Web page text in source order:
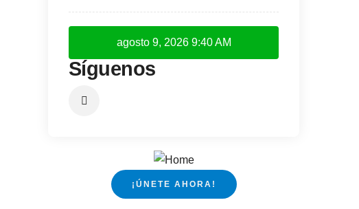
agosto 9, 2026 9:40 AM
Síguenos
¡ÚNETE AHORA!